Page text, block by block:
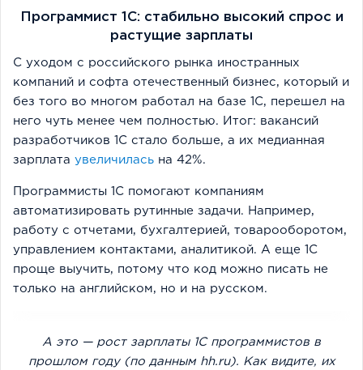
Программист 1C: стабильно высокий спрос и
растущие зарплаты
С уходом с российского рынка иностранных
компаний и софта отечественный бизнес, который и
без того во многом работал на базе 1С, перешел на
него чуть менее чем полностью. Итог: вакансий
разработчиков 1С стало больше, а их медианная
зарплата увеличилась на 42%.
Программисты 1С помогают компаниям
автоматизировать рутинные задачи. Например,
работу с отчетами, бухгалтерией, товарооборотом,
управлением контактами, аналитикой. А еще 1С
проще выучить, потому что код можно писать не
только на английском, но и на русском.
А это — рост зарплаты 1С программистов в
прошлом году (по данным hh.ru). Как видите, их